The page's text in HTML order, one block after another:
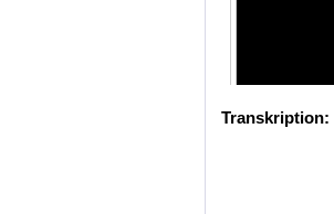
Transkription: